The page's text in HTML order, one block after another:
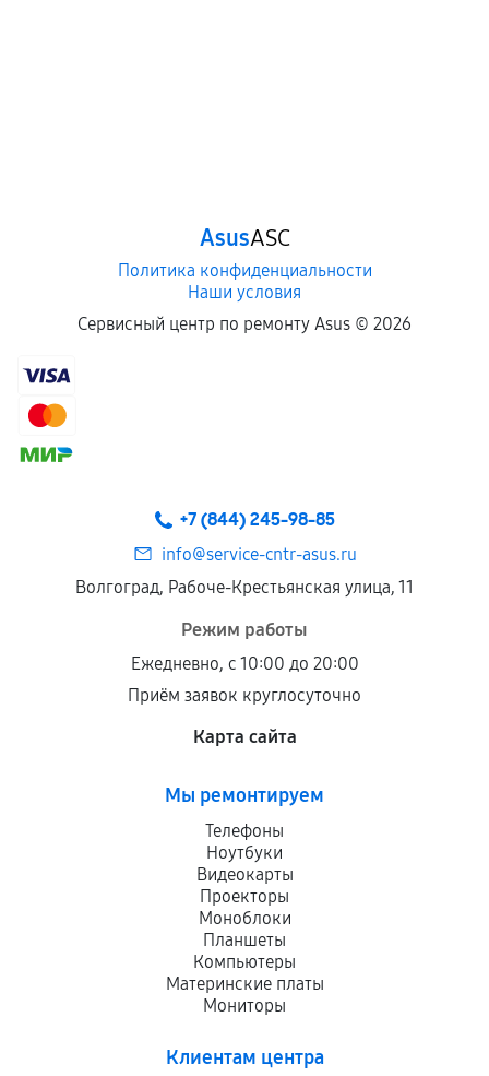
AsusASC
Политика конфиденциальности
Наши условия
Сервисный центр по ремонту Asus © 2026
+7 (844) 245-98-85
info@service-cntr-asus.ru
Волгоград, Рабоче-Крестьянская улица, 11
Режим работы
Ежедневно, с 10:00 до 20:00
Приём заявок круглосуточно
Карта сайта
Мы ремонтируем
Телефоны
Ноутбуки
Видеокарты
Проекторы
Моноблоки
Планшеты
Компьютеры
Материнские платы
Мониторы
Клиентам центра